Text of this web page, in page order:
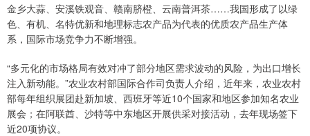
金乡大蒜、安溪铁观音、赣南脐橙、云南普洱茶……我国形成了以绿
色、有机、名特优新和地理标志农产品为代表的优质农产品生产体
系，国际市场竞争力不断增强。
“多元化的市场格局有效对冲了部分地区需求波动的风险，为出口增长
注入新动能。”农业农村部国际合作司负责人介绍，近年来，农业农村
部每年组织展团赴新加坡、西班牙等近10个国家和地区参加知名农业
展会；在阿联酋、沙特等中东地区开展供采对接活动，去年现场签下
近20项协议。